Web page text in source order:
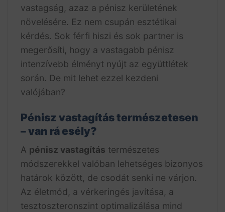
vastagság, azaz a pénisz kerületének
növelésére. Ez nem csupán esztétikai
kérdés. Sok férfi hiszi és sok partner is
megerősíti, hogy a vastagabb pénisz
intenzívebb élményt nyújt az együttlétek
során. De mit lehet ezzel kezdeni
valójában?
Pénisz vastagítás természetesen
– van rá esély?
A pénisz vastagítás természetes
módszerekkel valóban lehetséges bizonyos
határok között, de csodát senki ne várjon.
Az életmód, a vérkeringés javítása, a
tesztoszteronszint optimalizálása mind